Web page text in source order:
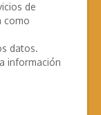
de
como
datos.
información